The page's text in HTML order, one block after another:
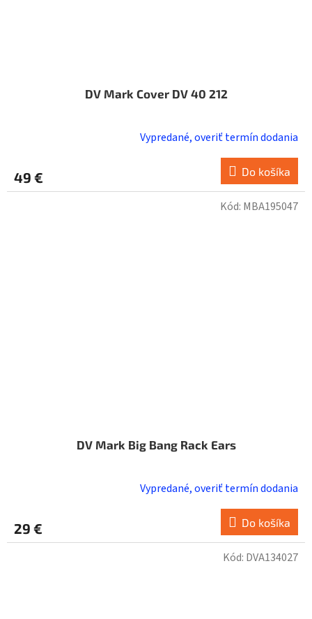
DV Mark Cover DV 40 212
Vypredané, overiť termín dodania
49 € Do košíka
DV Mark Big Bang Rack Ears
Vypredané, overiť termín dodania
29 € Do košíka
Kód: MBA195047
Kód: DVA134027